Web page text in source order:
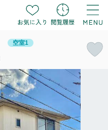
空室1